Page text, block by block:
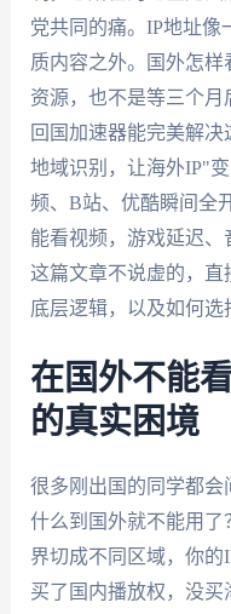
党共同的痛。IP地址像
质内容之外。国外怎
资源，也不是等三个
回国加速器能完美解
地域识别，让海外IP"
频、B站、优酷瞬间全
能看视频，游戏延迟、
这篇文章不说虚的，直
底层逻辑，以及如何选
在国外不能
的真实困境
很多刚出国的同学都会
什么到国外就不能用
界切成不同区域，你
买了国内播放权，没